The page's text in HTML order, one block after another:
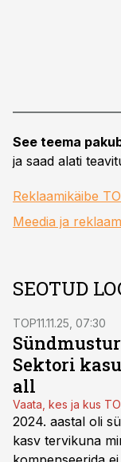
See teema
ja saad alati
Reklaamikäibe
Meedia ja reklaam
SEOTUD
TOP11.11.25, 07:30
Sektori
all
Vaata, kes ja kus
2024. aastal oli
kasv tervikuna